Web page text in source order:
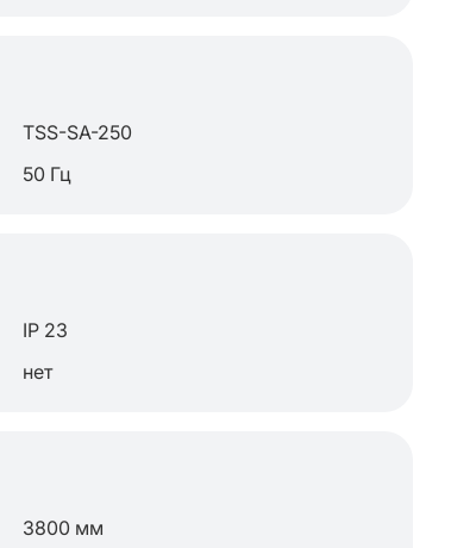
TSS-SA-250
50 Гц
IP 23
нет
3800 мм